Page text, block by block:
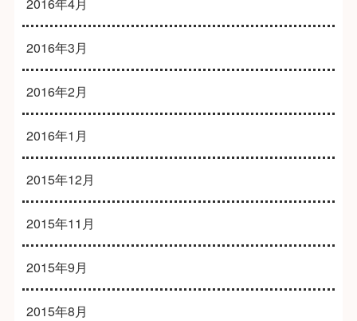
2016年4月
2016年3月
2016年2月
2016年1月
2015年12月
2015年11月
2015年9月
2015年8月